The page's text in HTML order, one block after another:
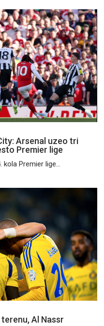
Arsenal uzeo tri
Premier lige
kola Premier lige...
Al Nassr